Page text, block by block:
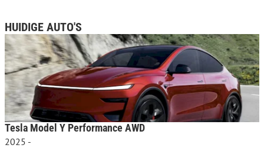
HUIDIGE AUTO'S
Tesla Model Y Performance AWD
2025 -